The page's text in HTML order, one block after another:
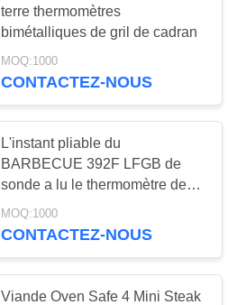
terre thermomètres
bimétalliques de gril de cadran
MOQ:1000
CONTACTEZ-NOUS
L'instant pliable du
BARBECUE 392F LFGB de
sonde a lu le thermomètre de
viande
MOQ:1000
CONTACTEZ-NOUS
Viande Oven Safe 4 Mini Steak